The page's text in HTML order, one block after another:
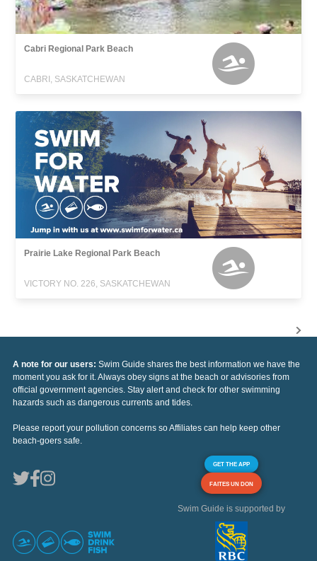
Cabri Regional Park Beach
CABRI, SASKATCHEWAN
Prairie Lake Regional Park Beach
VICTORY NO. 226, SASKATCHEWAN
A note for our users: Swim Guide shares the best information we have the
moment you ask for it. Always obey signs at the beach or advisories from
official government agencies. Stay alert and check for other swimming
hazards such as dangerous currents and tides.
Please report your pollution concerns so Affiliates can help keep other
beach-goers safe.
GET THE APP
FAITES UN DON
Swim Guide is supported by